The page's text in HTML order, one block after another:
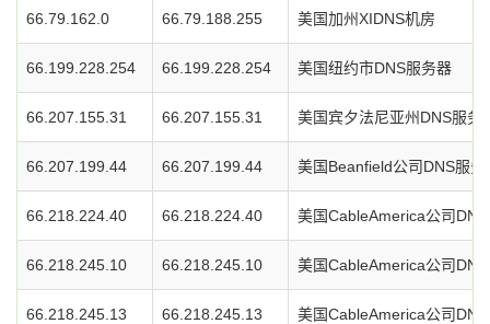
66.79.162.0 66.79.188.255 美国加州XIDNS机房
66.199.228.254 66.199.228.254 美国纽约市DNS服务器
66.207.155.31 66.207.155.31 美国宾夕法尼亚州DNS服务
66.207.199.44 66.207.199.44 美国Beanfield公司DNS服务
66.218.224.40 66.218.224.40 美国CableAmerica公司
66.218.245.10 66.218.245.10 美国CableAmerica公司
66.218.245.13 66.218.245.13 美国CableAmerica公司